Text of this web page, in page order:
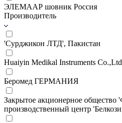
ЭЛЕМААР шовник Россия
Производитель
'Сурджикон ЛТД', Пакистан
Huaiyin Medikal Instruments
Беромед ГЕРМАНИЯ
Закрытое акционерное общество
производственный центр